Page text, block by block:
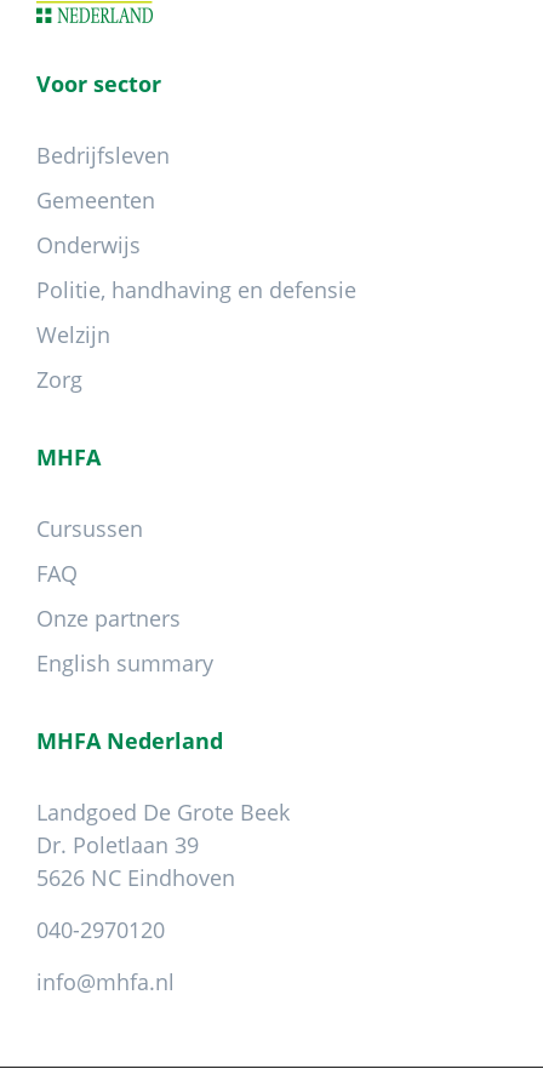
Voor sector
Bedrijfsleven
Gemeenten
Onderwijs
Politie, handhaving en defensie
Welzijn
Zorg
MHFA
Cursussen
FAQ
Onze partners
English summary
MHFA Nederland
Landgoed De Grote Beek
Dr. Poletlaan 39
5626 NC Eindhoven
040-2970120
info@mhfa.nl